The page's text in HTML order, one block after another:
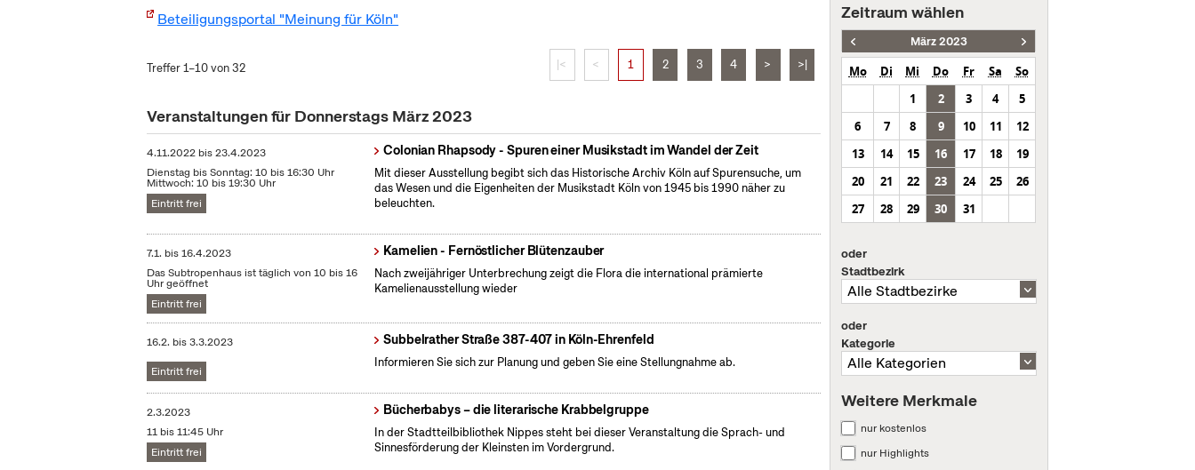
Beteiligungsportal "Meinung für Köln"
Treffer 1–10 von 32 |< < 1 2 3 4 > >|
Veranstaltungen für Donnerstags März 2023
4.11.2022 bis23.4.2023
Dienstag bis Sonntag: 10 bis 16:30 Uhr
Mittwoch: 10 bis 19:30 Uhr
Eintritt frei
Colonian Rhapsody - Spuren einer Musikstadt im Wandel der Zeit
Mit dieser Ausstellung begibt sich das Historische Archiv Köln auf Spurensuche, um
das Wesen und die Eigenheiten der Musikstadt Köln von 1945 bis 1990 näher zu
beleuchten.
7.1. bis16.4.2023
Das Subtropenhaus ist täglich von 10 bis 16
Uhr geöffnet
Eintritt frei
Kamelien - Fernöstlicher Blütenzauber
Nach zweijähriger Unterbrechung zeigt die Flora die international prämierte
Kamelienausstellung wieder
16.2. bis3.3.2023
Eintritt frei
Subbelrather Straße 387-407 in Köln-Ehrenfeld
Informieren Sie sich zur Planung und geben Sie eine Stellungnahme ab.
2.3.2023
11 bis 11:45 Uhr
Eintritt frei
Bücherbabys – die literarische Krabbelgruppe
In der Stadtteilbibliothek Nippes steht bei dieser Veranstaltung die Sprach- und
Sinnesförderung der Kleinsten im Vordergrund.
Zeitraum wählen
März 2023
Mo Di Mi Do Fr Sa
So
1
2 3 4
5
6
7 8 9 10 11
12
13
14 15 16 17 18
19
20
21 22 23 24 25
26
27
28 29 30 31
oder
Stadtbezirk
oder
Kategorie
Weitere Merkmale
nur kostenlos
nur Highlights